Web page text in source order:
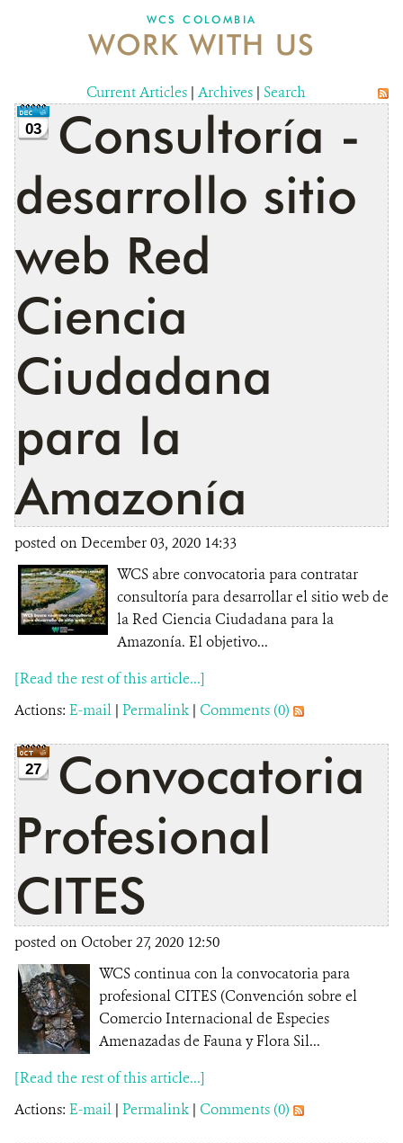
NEWS
PUBLICATIONS
ANNUAL REPORT WCS COLOMBIA
MEDIA COVERAGE
DONATE
WCS COLOMBIA
WORK WITH US
Current Articles | Archives | Search
03
Consultoría -
desarrollo sitio
web Red
Ciencia
Ciudadana
para la
Amazonía
posted on December 03, 2020 14:33
WCS abre convocatoria para contratar
consultoría para desarrollar el sitio web de
la Red Ciencia Ciudadana para la
Amazonía. El objetivo...
[Read the rest of this article...]
Actions: E-mail | Permalink | Comments (0)
27
Convocatoria
Profesional
CITES
posted on October 27, 2020 12:50
WCS continua con la convocatoria para
profesional CITES (Convención sobre el
Comercio Internacional de Especies
Amenazadas de Fauna y Flora Sil...
[Read the rest of this article...]
Actions: E-mail | Permalink | Comments (0)